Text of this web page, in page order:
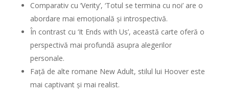
Comparativ cu ‘Verity’, ‘Totul se termina cu noi’ are o
abordare mai emoțională și introspectivă.
În contrast cu ‘It Ends with Us’, această carte oferă o
perspectivă mai profundă asupra alegerilor
personale.
Față de alte romane New Adult, stilul lui Hoover este
mai captivant și mai realist.